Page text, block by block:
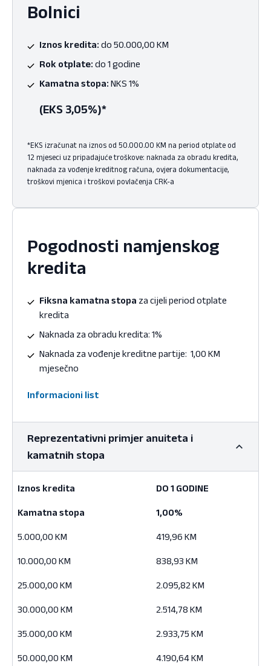
Bolnici
Iznos kredita: do 50.000,00 KM
Rok otplate: do 1 godine
Kamatna stopa: NKS 1%
(EKS 3,05%)*
*EKS izračunat na iznos od 50.000.00 KM na period otplate od
12 mjeseci uz pripadajuće troškove: naknada za obradu kredita,
naknada za vođenje kreditnog računa, ovjera dokumentacije,
troškovi mjenica i troškovi povlačenja CRK-a
Pogodnosti namjenskog
kredita
Fiksna kamatna stopa za cijeli period otplate
kredita
Naknada za obradu kredita: 1%
Naknada za vođenje kreditne partije: 1,00 KM
mjesečno
Informacioni list
Reprezentativni primjer anuiteta i
kamatnih stopa
Iznos kredita
DO 1 GODINE
Iznos kredita
DO 1 GODINE
Kamatna stopa 1,00%
5.000,00 KM 419,96 KM
10.000,00 KM 838,93 KM
25.000,00 KM 2.095,82 KM
30.000,00 KM 2.514,78 KM
35.000,00 KM 2.933,75 KM
50.000,00 KM 4.190,64 KM